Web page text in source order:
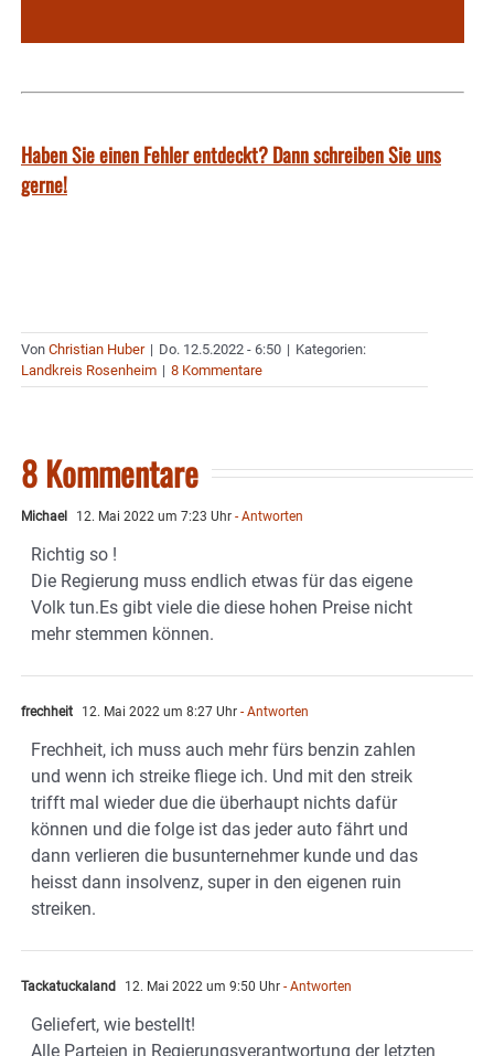
Haben Sie einen Fehler entdeckt? Dann schreiben Sie uns
gerne!
Von Christian Huber | Do. 12.5.2022 - 6:50 | Kategorien:
Landkreis Rosenheim | 8 Kommentare
8 Kommentare
Michael 12. Mai 2022 um 7:23 Uhr - Antworten
Richtig so !
Die Regierung muss endlich etwas für das eigene
Volk tun.Es gibt viele die diese hohen Preise nicht
mehr stemmen können.
frechheit 12. Mai 2022 um 8:27 Uhr - Antworten
Frechheit, ich muss auch mehr fürs benzin zahlen
und wenn ich streike fliege ich. Und mit den streik
trifft mal wieder due die überhaupt nichts dafür
können und die folge ist das jeder auto fährt und
dann verlieren die busunternehmer kunde und das
heisst dann insolvenz, super in den eigenen ruin
streiken.
Tackatuckaland 12. Mai 2022 um 9:50 Uhr - Antworten
Geliefert, wie bestellt!
Alle Parteien in Regierungsverantwortung der letzten